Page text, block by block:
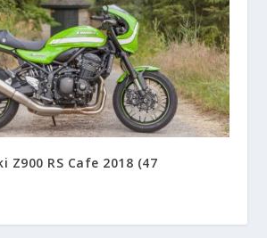
Z900 RS Cafe 2018 (47